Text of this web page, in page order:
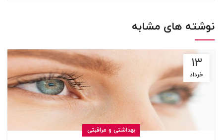
نوشته های مشابه
۱۳
خرداد
بهداشتی و مراقبتی